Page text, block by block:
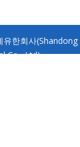
한회사(Shandong
Co., Ltd)